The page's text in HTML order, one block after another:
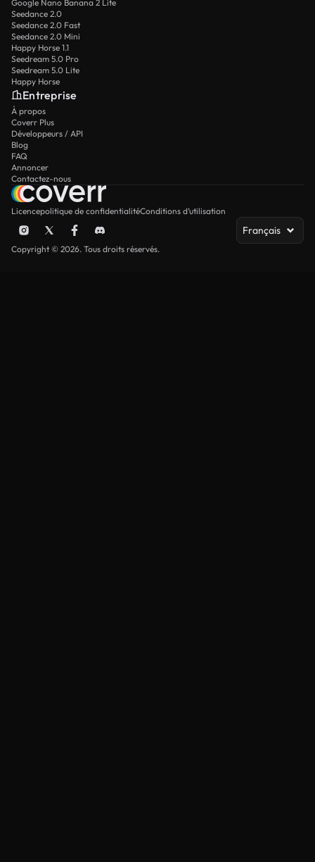
Google Nano Banana 2 Lite
Seedance 2.0
Seedance 2.0 Fast
Seedance 2.0 Mini
Happy Horse 1.1
Seedream 5.0 Pro
Seedream 5.0 Lite
Happy Horse
Entreprise
À propos
Coverr Plus
Développeurs / API
Blog
FAQ
Annoncer
Contactez-nous
Licencepolitique de confidentialitéConditions d’utilisation
Français
Copyright © 2026. Tous droits réservés.